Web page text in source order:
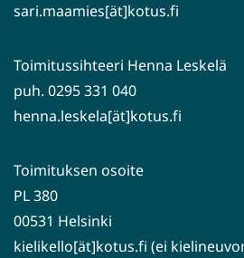
sari.maamies[ät]kotus.fi
Toimitussihteeri Henna Leskelä
puh. 0295 331 040
henna.leskela[ät]kotus.fi
Toimituksen osoite
PL 380
00531 Helsinki
kielikello[ät]kotus.fi (ei